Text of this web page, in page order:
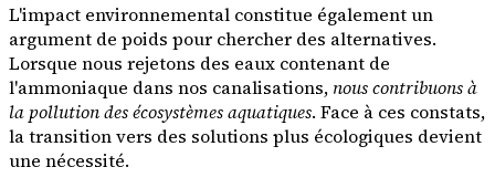
L'impact environnemental constitue également un
argument de poids pour chercher des alternatives.
Lorsque nous rejetons des eaux contenant de
l'ammoniaque dans nos canalisations, nous contribuons à
la pollution des écosystèmes aquatiques. Face à ces constats,
la transition vers des solutions plus écologiques devient
une nécessité.